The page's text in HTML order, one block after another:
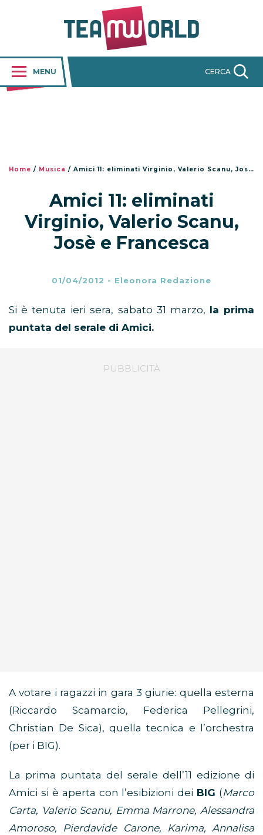
MENU CERCA
Home / Musica / Amici 11: eliminati Virginio, Valerio Scanu, Josè e Francesca
Amici 11: eliminati
Virginio, Valerio Scanu,
Josè e Francesca
01/04/2012 - Eleonora Redazione
Si è tenuta ieri sera, sabato 31 marzo, la prima
puntata del serale di Amici.
A votare i ragazzi in gara 3 giurie: quella esterna
(Riccardo Scamarcio, Federica Pellegrini,
Christian De Sica), quella tecnica e l’orchestra
(per i BIG).
La prima puntata del serale dell’11 edizione di
Amici si è aperta con l’esibizioni dei BIG (Marco
Carta, Valerio Scanu, Emma Marrone, Alessandra
Amoroso, Pierdavide Carone, Karima, Annalisa